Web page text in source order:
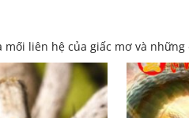
liên hệ của giấc mơ và những